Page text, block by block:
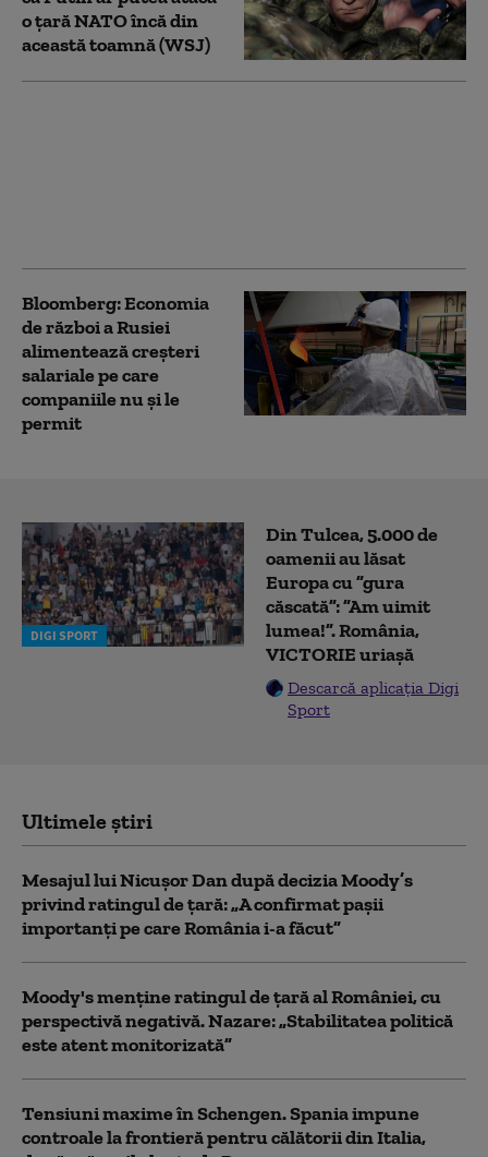
o țară NATO încă din
această toamnă (WSJ)
Bloomberg: Economia
de război a Rusiei
alimentează creşteri
salariale pe care
companiile nu şi le
permit
DIGI SPORT
Din Tulcea, 5.000 de
oamenii au lăsat
Europa cu ”gura
căscată”: ”Am uimit
lumea!”. România,
VICTORIE uriașă
Descarcă aplicația Digi
Sport
Ultimele știri
Mesajul lui Nicușor Dan după decizia Moody’s
privind ratingul de țară: „A confirmat pașii
importanți pe care România i-a făcut”
Moody's menține ratingul de țară al României, cu
perspectivă negativă. Nazare: „Stabilitatea politică
este atent monitorizată”
Tensiuni maxime în Schengen. Spania impune
controale la frontieră pentru călătorii din Italia,